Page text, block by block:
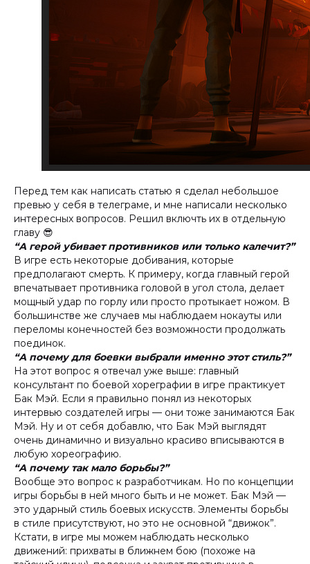
Перед тем как написать статью я сделал небольшое
превью у себя в телеграме, и мне написали несколько
интересных вопросов. Решил включть их в отдельную
главу 😎
“А герой убивает противников или только калечит?”
В игре есть некоторые добивания, которые
предполагают смерть. К примеру, когда главный герой
впечатывает противника головой в угол стола, делает
мощный удар по горлу или просто протыкает ножом. В
большинстве же случаев мы наблюдаем нокауты или
переломы конечностей без возможности продолжать
поединок.
“А почему для боевки выбрали именно этот стиль?”
На этот вопрос я отвечал уже выше: главный
консультант по боевой хореграфии в игре практикует
Бак Мэй. Если я правильно понял из некоторых
интервью создателей игры — они тоже занимаются Бак
Мэй. Ну и от себя добавлю, что Бак Мэй выглядят
очень динамично и визуально красиво вписываются в
любую хореографию.
“А почему так мало борьбы?”
Вообще это вопрос к разработчикам. Но по концепции
игры борьбы в ней много быть и не может. Бак Мэй —
это ударный стиль боевых искусств. Элементы борьбы
в стиле присутствуют, но это не основной “движок”.
Кстати, в игре мы можем наблюдать несколько
движений: прихваты в ближнем бою (похоже на